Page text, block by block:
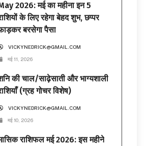
2026: मई का महीना इन 5
के लिए रहेगा बेहद शुभ, छप्पर
बरसेगा पैसा
VICKYNEDRICK@GMAIL.COM
मई 11, 2026
की चाल/साढ़ेसाती और भाग्यशाली
(ग्रह गोचर विशेष)
VICKYNEDRICK@GMAIL.COM
मई 10, 2026
राशिफल मई 2026: इस महीने